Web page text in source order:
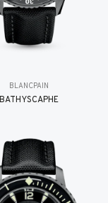
BLANCPAIN
BATHYSCAPHE